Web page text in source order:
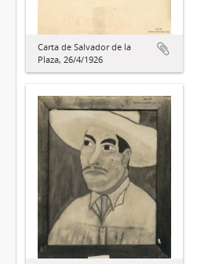
Carta de Salvador de la
Plaza, 26/4/1926